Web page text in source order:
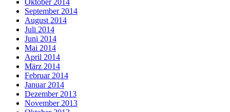
Oktober 2014
September 2014
August 2014
Juli 2014
Juni 2014
Mai 2014
April 2014
März 2014
Februar 2014
Januar 2014
Dezember 2013
November 2013